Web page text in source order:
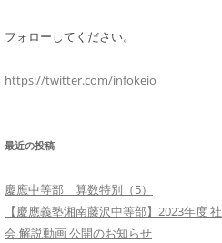
フォローしてください。
https://twitter.com/infokeio
最近の投稿
慶應中等部 算数特別（5）
【慶應義塾湘南藤沢中等部】2023年度 社
会 解説動画 公開のお知らせ